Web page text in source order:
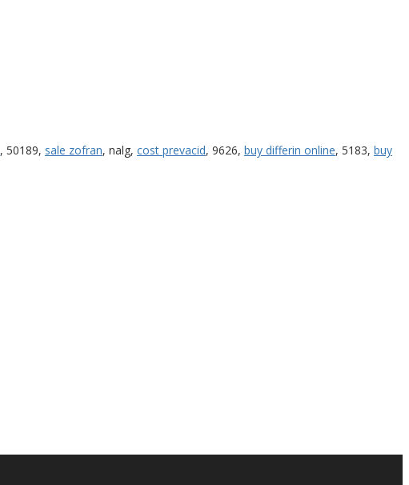
, 50189, sale zofran, nalg, cost prevacid, 9626, buy differin online, 5183, buy